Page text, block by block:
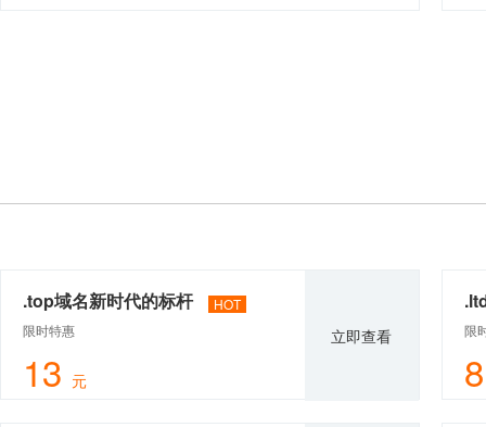
.top域名新时代的标杆
HOT
限时特惠
13 元
立即查看 限